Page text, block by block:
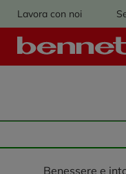
Lavora con noi
Logo
benessere e